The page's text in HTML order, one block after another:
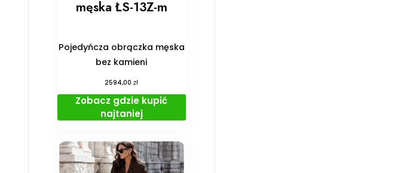
męska ŁS-13Z-m
Pojedyńcza obrączka męska
bez kamieni
2594,00zł
Zobacz gdzie kupić
najtaniej